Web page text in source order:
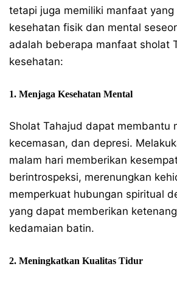
tetapi juga memiliki manfaat
kesehatan fisik dan mental
adalah beberapa manfaat sholat
kesehatan:
1. Menjaga Kesehatan Mental
Sholat Tahajud dapat membantu
kecemasan, dan depresi.
malam hari memberikan
berintrospeksi, merenungkan
memperkuat hubungan spiritual
yang dapat memberikan
kedamaian batin.
2. Meningkatkan Kualitas Tidur